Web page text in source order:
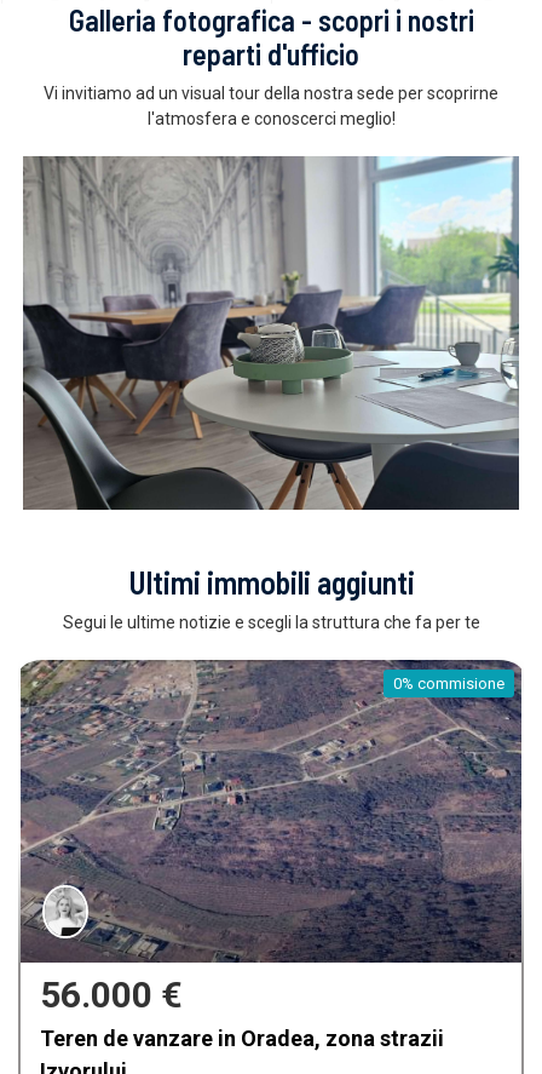
Galleria fotografica - scopri i nostri
reparti d'ufficio
Vi invitiamo ad un visual tour della nostra sede per scoprirne
l'atmosfera e conoscerci meglio!
Ultimi immobili aggiunti
Segui le ultime notizie e scegli la struttura che fa per te
0%
159.900 €
Casa de vanzare in Oradea, Iosia